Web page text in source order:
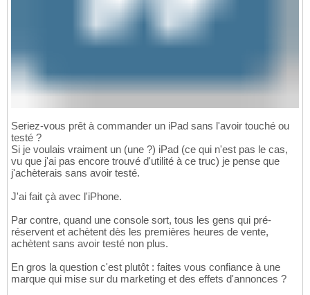
Seriez-vous prêt à commander un iPad sans l'avoir touché ou
testé ?
Si je voulais vraiment un (une ?) iPad (ce qui n'est pas le cas,
vu que j'ai pas encore trouvé d'utilité à ce truc) je pense que
j'achèterais sans avoir testé.
J'ai fait çà avec l'iPhone.
Par contre, quand une console sort, tous les gens qui pré-
réservent et achètent dès les premières heures de vente,
achètent sans avoir testé non plus.
En gros la question c'est plutôt : faites vous confiance à une
marque qui mise sur du marketing et des effets d'annonces ?